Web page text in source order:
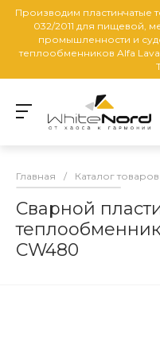
Производим пластинчатые
032/2011 для пищевой,
промышленности и
теплообменников Alfa
Главная / Каталог товаров
Сварной
CW480